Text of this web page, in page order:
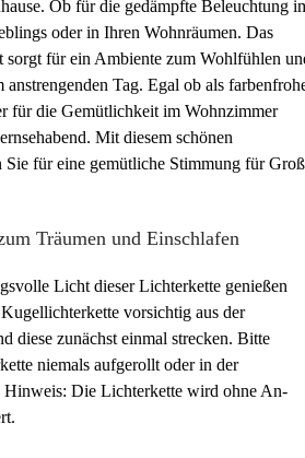
Ob für die gedämpfte Beleuchtung
oder in Ihren Wohnräumen. Das
sorgt für ein Ambiente zum Wohlfühlen
anstrengenden Tag. Egal ob als
für die Gemütlichkeit im Wohnzimmer
Mit diesem schönen
Sie für eine gemütliche Stimmung für Groß
Träumen und Einschlafen
Licht dieser Lichterkette genießen
vorsichtig aus der
diese zunächst einmal strecken. Bitte
niemals aufgerollt oder in der
Hinweis: Die Lichterkette wird ohne An-